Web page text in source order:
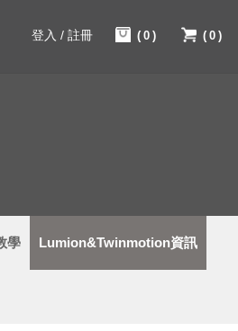
登入 / 註冊 (0) (0)
學 Lumion&Twinmotion資訊